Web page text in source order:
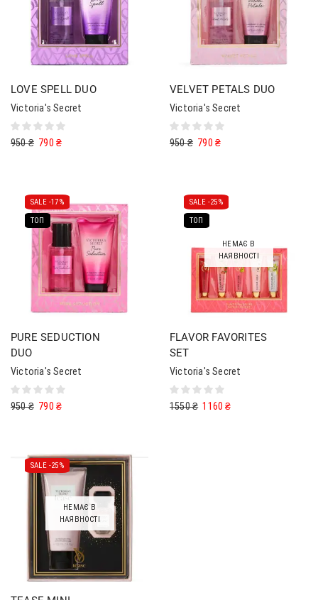
LOVE SPELL DUO
Victoria's Secret
950₴ 790₴
VELVET PETALS DUO
Victoria's Secret
950₴ 790₴
SALE -17%
ТОП
PURE SEDUCTION
DUO
Victoria's Secret
950₴ 790₴
SALE -25%
ТОП
НЕМАЄ В
НАЯВНОСТІ
FLAVOR FAVORITES
SET
Victoria's Secret
1550₴ 1160₴
SALE -25%
НЕМАЄ В
НАЯВНОСТІ